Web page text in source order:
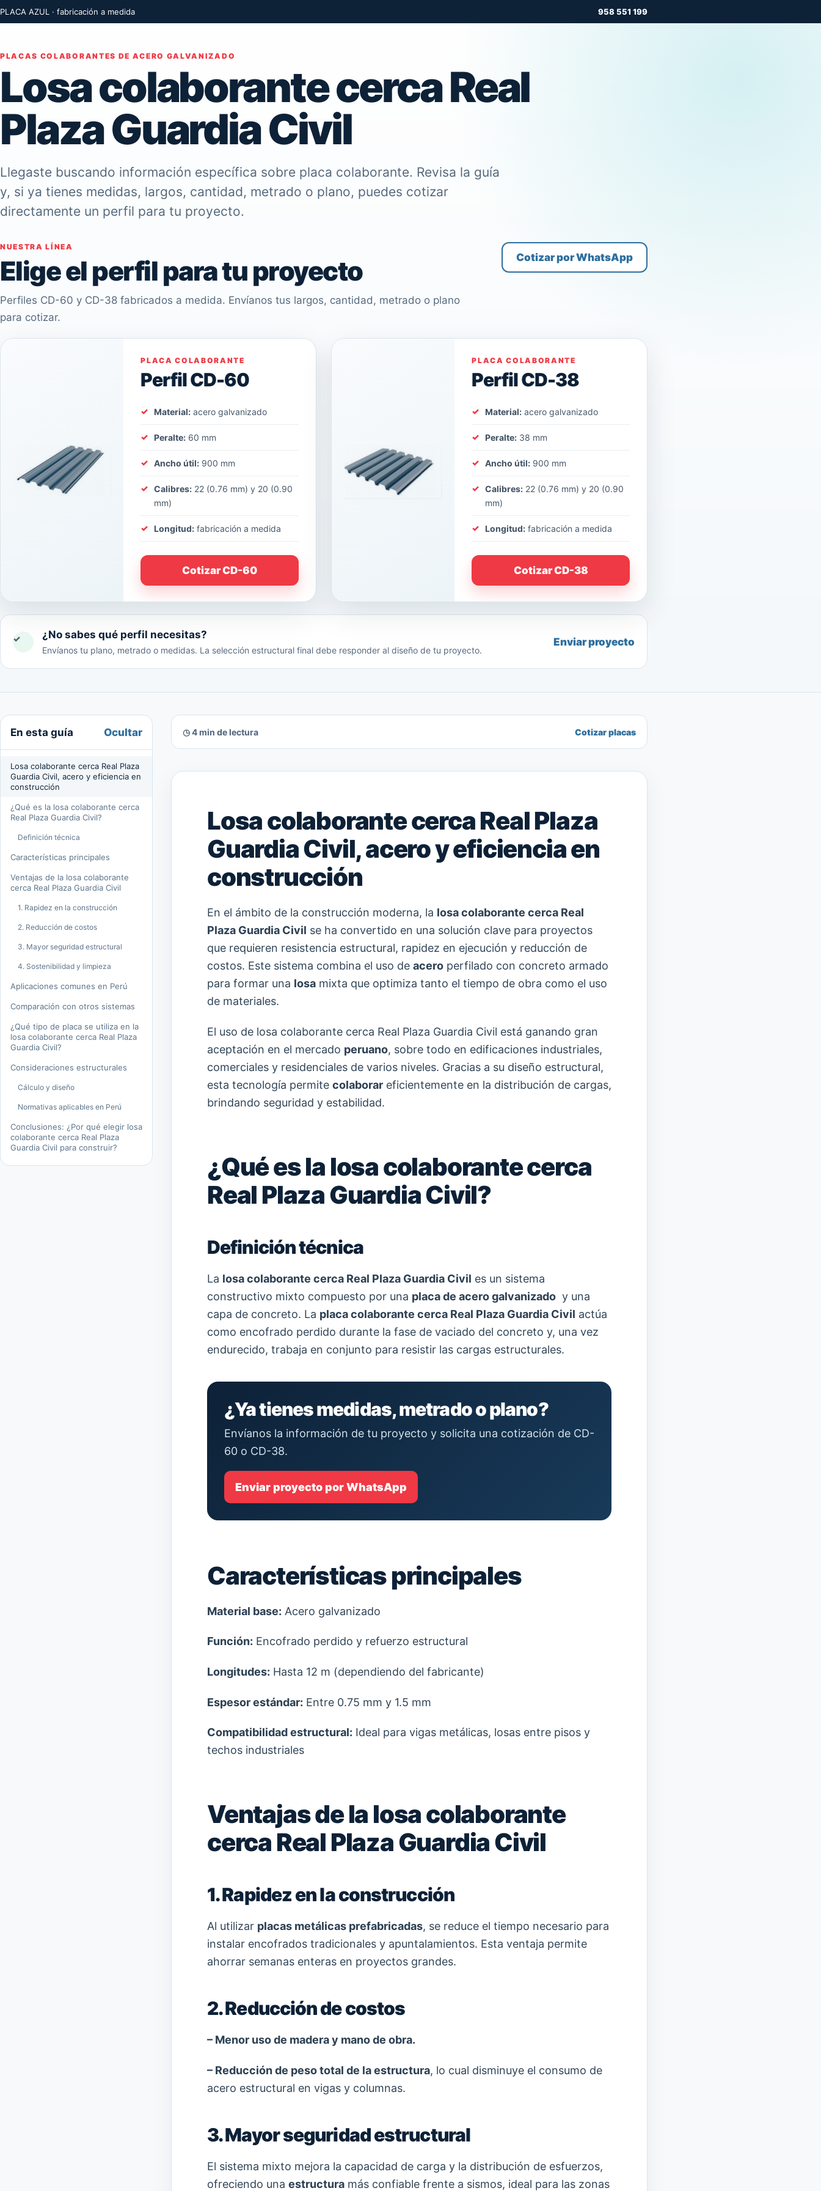
PLACA AZUL · fabricación a medida 958 551 199
PLACAS COLABORANTES DE ACERO GALVANIZADO
Losa colaborante cerca Real
Plaza Guardia Civil
Llegaste buscando información específica sobre placa colaborante. Revisa la guía
y, si ya tienes medidas, largos, cantidad, metrado o plano, puedes cotizar
directamente un perfil para tu proyecto.
NUESTRA LÍNEA
Elige el perfil para tu proyecto
Perfiles CD-60 y CD-38 fabricados a medida. Envíanos tus largos, cantidad, metrado o plano
para cotizar.
Cotizar por WhatsApp
PLACA COLABORANTE
Perfil CD-60
Material: acero galvanizado
Peralte: 60 mm
Ancho útil: 900 mm
Calibres: 22 (0.76 mm) y 20 (0.90
mm)
Longitud: fabricación a medida
Cotizar CD-60
PLACA COLABORANTE
Perfil CD-38
Material: acero galvanizado
Peralte: 38 mm
Ancho útil: 900 mm
Calibres: 22 (0.76 mm) y 20 (0.90
mm)
Longitud: fabricación a medida
Cotizar CD-38
✓ ¿No sabes qué perfil necesitas?
Envíanos tu plano, metrado o medidas. La selección estructural final debe responder al diseño de tu proyecto.
Enviar proyecto
En esta guía Ocultar
Losa colaborante cerca Real Plaza
Guardia Civil, acero y eficiencia en
construcción
¿Qué es la losa colaborante cerca
Real Plaza Guardia Civil?
Definición técnica
Características principales
Ventajas de la losa colaborante
cerca Real Plaza Guardia Civil
1. Rapidez en la construcción
2. Reducción de costos
3. Mayor seguridad estructural
4. Sostenibilidad y limpieza
Aplicaciones comunes en Perú
Comparación con otros sistemas
¿Qué tipo de placa se utiliza en la
losa colaborante cerca Real Plaza
Guardia Civil?
Consideraciones estructurales
Cálculo y diseño
Normativas aplicables en Perú
Conclusiones: ¿Por qué elegir losa
colaborante cerca Real Plaza
Guardia Civil para construir?
◷ 4 min de lectura Cotizar placas
Losa colaborante cerca Real Plaza
Guardia Civil, acero y eficiencia en
construcción
En el ámbito de la construcción moderna, la losa colaborante cerca Real
Plaza Guardia Civil se ha convertido en una solución clave para proyectos
que requieren resistencia estructural, rapidez en ejecución y reducción de
costos. Este sistema combina el uso de acero perfilado con concreto armado
para formar una losa mixta que optimiza tanto el tiempo de obra como el uso
de materiales.
El uso de losa colaborante cerca Real Plaza Guardia Civil está ganando gran
aceptación en el mercado peruano, sobre todo en edificaciones industriales,
comerciales y residenciales de varios niveles. Gracias a su diseño estructural,
esta tecnología permite colaborar eficientemente en la distribución de cargas,
brindando seguridad y estabilidad.
¿Qué es la losa colaborante cerca
Real Plaza Guardia Civil?
Definición técnica
La losa colaborante cerca Real Plaza Guardia Civil es un sistema
constructivo mixto compuesto por una placa de acero galvanizado y una
capa de concreto. La placa colaborante cerca Real Plaza Guardia Civil actúa
como encofrado perdido durante la fase de vaciado del concreto y, una vez
endurecido, trabaja en conjunto para resistir las cargas estructurales.
¿Ya tienes medidas, metrado o plano?
Envíanos la información de tu proyecto y solicita una cotización de CD-
60 o CD-38.
Enviar proyecto por WhatsApp
Características principales
Material base: Acero galvanizado
Función: Encofrado perdido y refuerzo estructural
Longitudes: Hasta 12 m (dependiendo del fabricante)
Espesor estándar: Entre 0.75 mm y 1.5 mm
Compatibilidad estructural: Ideal para vigas metálicas, losas entre pisos y
techos industriales
Ventajas de la losa colaborante
cerca Real Plaza Guardia Civil
1. Rapidez en la construcción
Al utilizar placas metálicas prefabricadas, se reduce el tiempo necesario para
instalar encofrados tradicionales y apuntalamientos. Esta ventaja permite
ahorrar semanas enteras en proyectos grandes.
2. Reducción de costos
– Menor uso de madera y mano de obra.
– Reducción de peso total de la estructura, lo cual disminuye el consumo de
acero estructural en vigas y columnas.
3. Mayor seguridad estructural
El sistema mixto mejora la capacidad de carga y la distribución de esfuerzos,
ofreciendo una estructura más confiable frente a sismos, ideal para las zonas